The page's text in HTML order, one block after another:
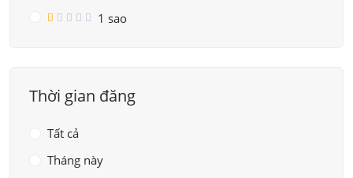
1 sao
Thời gian đăng
Tất cả
Tháng này